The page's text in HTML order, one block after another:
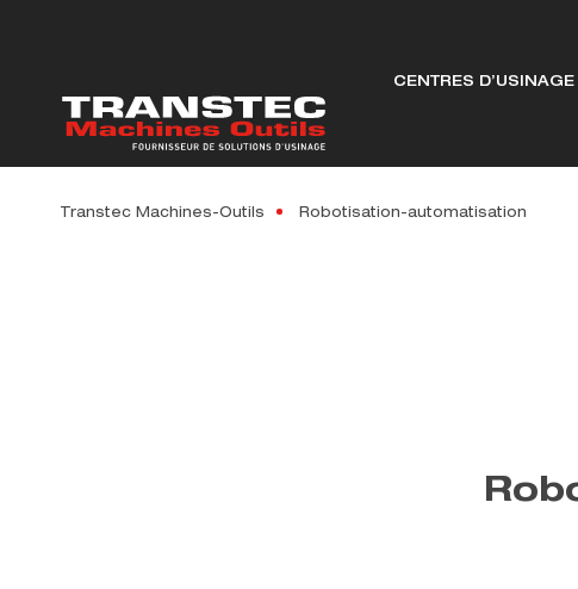
CENTRES D’USINAGE
Transtec Machines-Outils Robotisation-automatisation